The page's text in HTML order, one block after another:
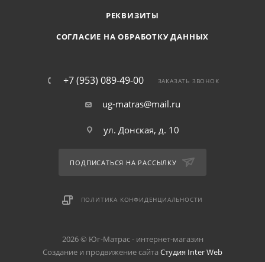
РЕКВИЗИТЫ
СОГЛАСИЕ НА ОБРАБОТКУ ДАННЫХ
+7 (953) 089-49-00 ЗАКАЗАТЬ ЗВОНОК
ug-matras@mail.ru
ул. Донская, д. 10
ПОДПИСАТЬСЯ НА РАССЫЛКУ
ПОЛИТИКА КОНФИДЕНЦИАЛЬНОСТИ
2026 © Юг-Матрас - интернет-магазин
Создание и продвижение сайта Студия Inter Web